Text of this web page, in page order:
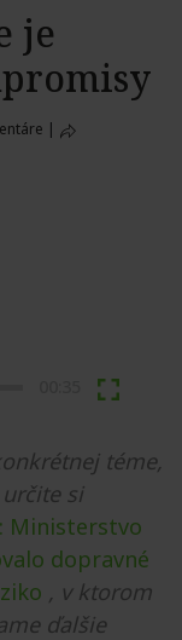
je
|
téme,
si
Ministerstvo
dopravné
, v ktorom
ďalšie